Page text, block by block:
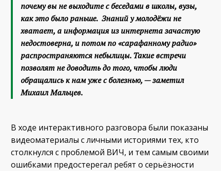
почему вы не выходите с беседами в школы, вузы,
как это было раньше. Знаний у молодёжи не
хватает, а информация из интернета зачастую
недостоверна, и потом по «сарафанному радио»
распространяются небылицы. Такие встречи
позволят не доводить до того, чтобы люди
обращались к нам уже с болезнью, — заметил
Михаил Мальцев.
В ходе интерактивного разговора были показаны
видеоматериалы с личными историями тех, кто
столкнулся с проблемой ВИЧ, и тем самым своими
ошибками предостерегал ребят о серьёзности